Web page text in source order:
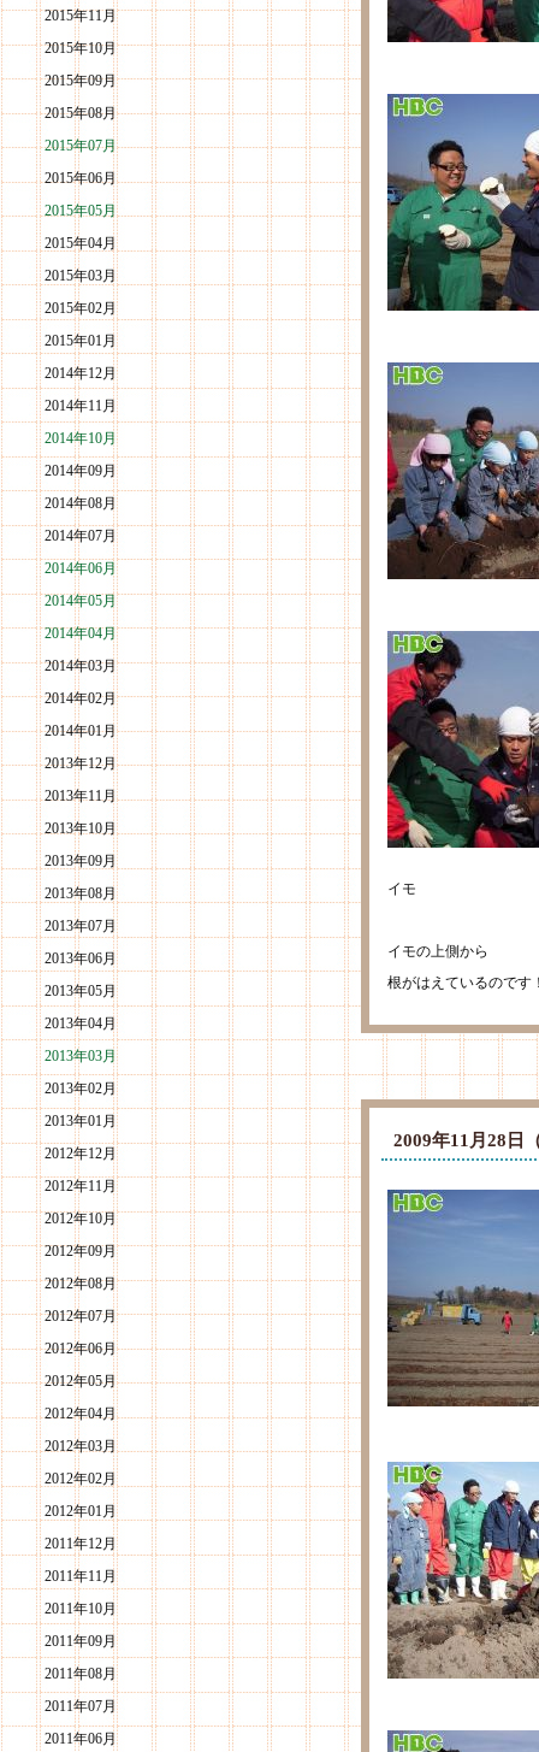
2015年11月
2015年10月
2015年09月
2015年08月
2015年07月
2015年06月
2015年05月
2015年04月
2015年03月
2015年02月
2015年01月
2014年12月
2014年11月
2014年10月
2014年09月
2014年08月
2014年07月
2014年06月
2014年05月
2014年04月
2014年03月
2014年02月
2014年01月
2013年12月
2013年11月
2013年10月
2013年09月
2013年08月
2013年07月
2013年06月
2013年05月
2013年04月
2013年03月
2013年02月
2013年01月
2012年12月
2012年11月
2012年10月
2012年09月
2012年08月
2012年07月
2012年06月
2012年05月
2012年04月
2012年03月
2012年02月
2012年01月
2011年12月
2011年11月
2011年10月
2011年09月
2011年08月
2011年07月
2011年06月
イモ
イモの上側から
根がはえているのです
2009年11月28